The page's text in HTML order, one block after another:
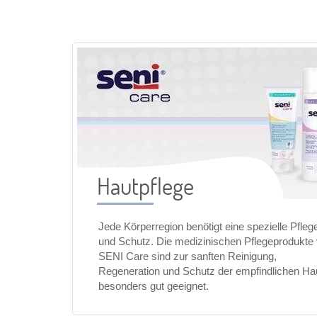
Hautpflege
Jede Körperregion benötigt eine spezielle
und Schutz. Die medizinischen Pflegeprodukte
SENI Care sind zur sanften Reinigung,
Regeneration und Schutz der empfindlichen
besonders gut geeignet.